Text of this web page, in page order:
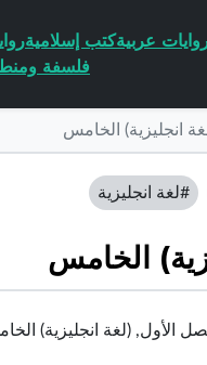
عربيةكتب إسلامية
فلسفة
انجليزية) الخامس
#لغة انجليزية
الخامس
(لغة انجليزية) الخامس ف1 |